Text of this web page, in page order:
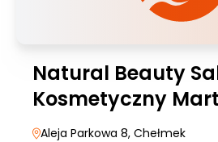
Natural Beauty
Kosmetyczny
Aleja Parkowa 8, Chełmek